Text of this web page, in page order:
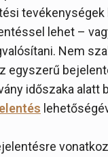
tevékenységek
lehet –
Nem
egyszerű
időszaka alatt